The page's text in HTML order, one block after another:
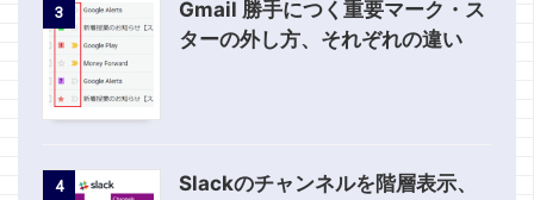
3
Gmail 勝手につく重要マーク・ス
ターの外し方、それぞれの違い
4
Slackのチャンネルを階層表示、